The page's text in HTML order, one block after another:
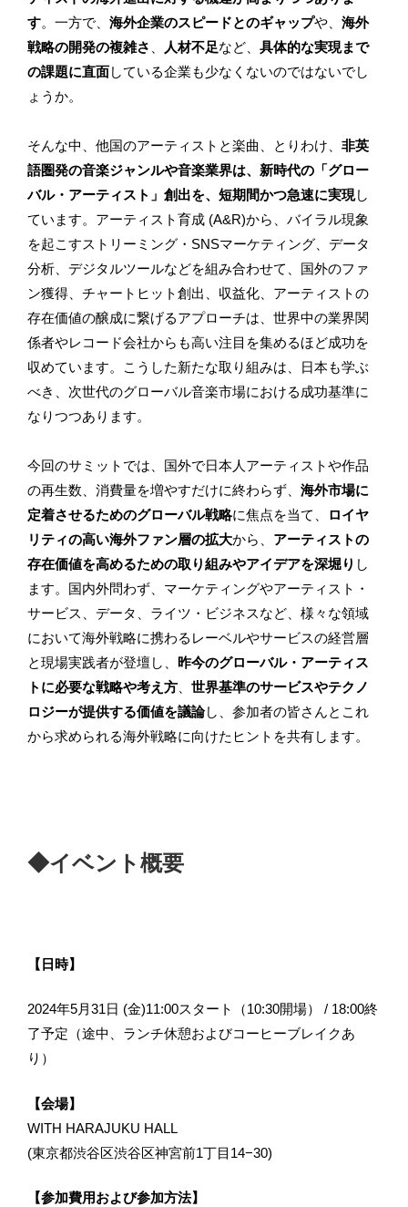
す。一方で、 海外企業のスピードとのギャップや、 海外
戦略の開発の複雑さ
人材不足など、 具体的な実現まで
の課題に直面している企業も少なくないのではないでし
ょうか。
そんな中、他国のアーティストと楽曲、とりわけ、 非英
語圏発の音楽ジャンルや音楽業界は、新時代の「グロー
バル・アーティスト」創出を、短期間かつ急速に実現し
ています。アーティスト育成 (A&R)から、バイラル現象
を起こすストリーミング・SNSマーケティング、データ
分析、デジタルツールなどを組み合わせて、国外のファ
ン獲得、チャートヒット創出、収益化、アーティストの
存在価値の醸成に繋げるアプローチは、世界中の業界関
係者やレコード会社からも高い注目を集めるほど成功を
収めています。こうした新たな取り組みは、日本も学ぶ
べき、次世代のグローバル音楽市場における成功基準に
なりつつあります。
今回のサミットでは、国外で日本人アーティストや作品
の再生数、消費量を増やすだけに終わらず、 海外市場に
定着させるためのグローバル戦略に焦点を当て、
ロイヤ
リティの高い海外ファン層の拡大から、 アーティストの
存在価値を高めるための取り組みやアイデアを深堀り し
ます。国内外問わず、マーケティングやアーティスト・
サービス、データ、ライツ・ビジネスなど、様々な領域
において海外戦略に携わるレーベルやサービスの経営層
と現場実践者が登壇し、 昨今のグローバル・アーティス
トに必要な戦略や考え方
世界基準のサービスやテクノ
ロジーが提供する価値を議論し、参加者の皆さんとこれ
から求められる海外戦略に向けたヒントを共有します。
◆イベント概要
【日時】
2024年5月31日 (金)11:00スタート（10:30開場） / 18:00終
了予定（途中、ランチ休憩およびコーヒーブレイクあ
り）
【会場】
WITH HARAJUKU HALL
(東京都渋谷区渋谷区神宮前1丁目14−30)
【参加費用および参加方法】